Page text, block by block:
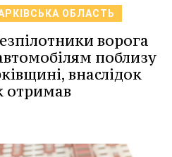
ОБЛАСТЬ
ворога
поблизу
внаслідок
отримав